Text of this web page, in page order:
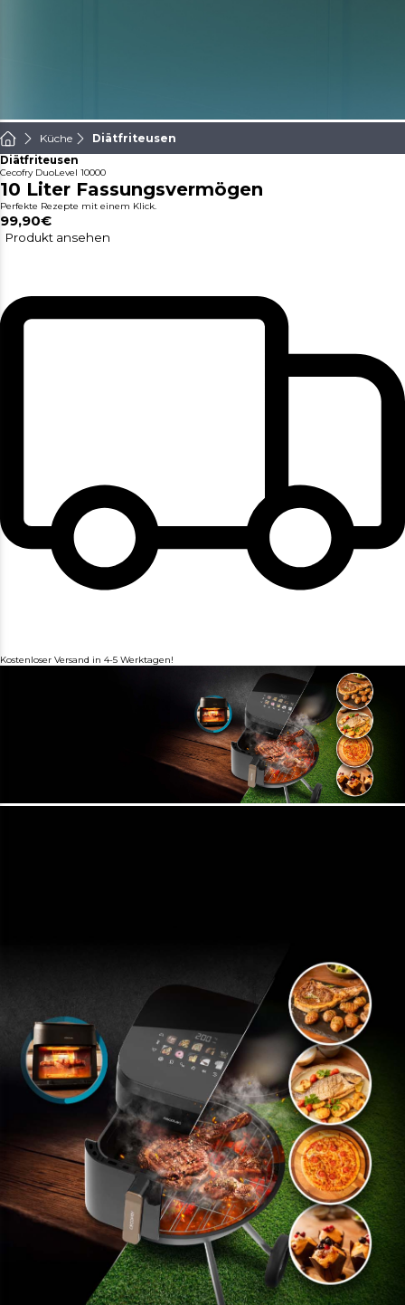
Küche Diätfriteusen
Diätfriteusen
Cecofry DuoLevel 10000
10 Liter Fassungsvermögen
Perfekte Rezepte mit einem Klick.
99,90€
Produkt ansehen
Kostenloser Versand in 4-5 Werktagen!